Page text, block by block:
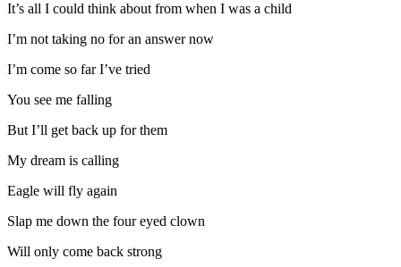
It’s all I could think about from when I was a child
I’m not taking no for an answer now
I’m come so far I’ve tried
You see me falling
But I’ll get back up for them
My dream is calling
Eagle will fly again
Slap me down the four eyed clown
Will only come back strong